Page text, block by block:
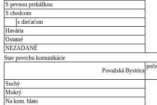
S pevnou prekážkou
S chodcom
s dieťaťom
Havária
Ostatné
NEZADANÉ
Stav povrchu komunikácie
Považská Bystrica
Suchý
Mokrý
Na kom. blato